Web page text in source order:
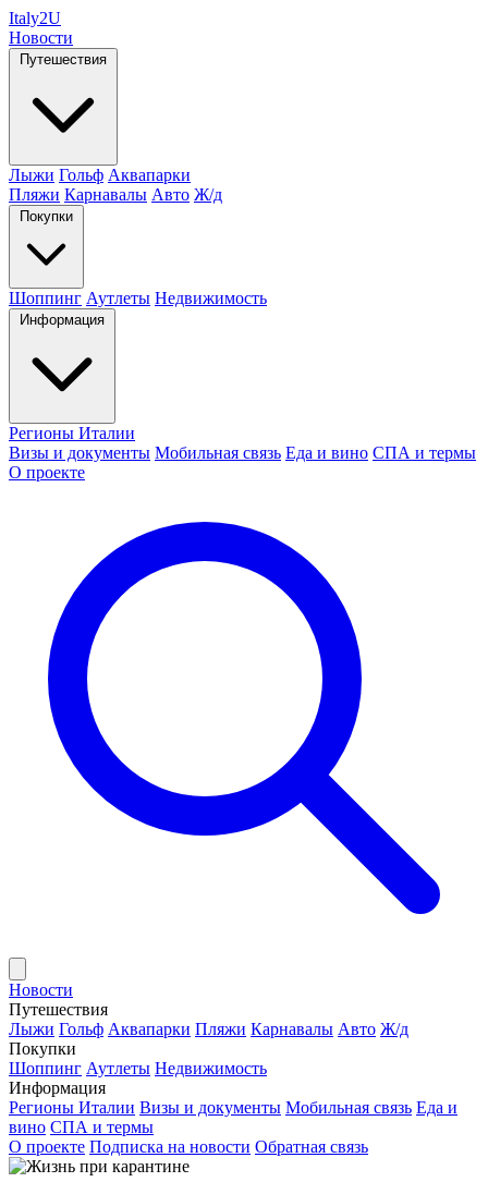
Italy2U
Новости
Путешествия
Лыжи Гольф Аквапарки
Пляжи Карнавалы Авто Ж/д
Покупки
Шоппинг Аутлеты Недвижимость
Информация
Регионы Италии
Визы и документы Мобильная связь Еда и вино СПА и термы
О проекте
Новости
Путешествия
Лыжи Гольф Аквапарки Пляжи Карнавалы Авто Ж/д
Покупки
Шоппинг Аутлеты Недвижимость
Информация
Регионы Италии Визы и документы Мобильная связь Еда и
вино СПА и термы
О проекте Подписка на новости Обратная связь